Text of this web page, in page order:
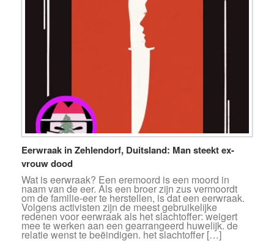
Eerwraak in Zehlendorf, Duitsland: Man steekt ex-
vrouw dood
Wat is eerwraak? Een eremoord is een moord in
naam van de eer. Als een broer zijn zus vermoordt
om de familie-eer te herstellen, is dat een eerwraak.
Volgens activisten zijn de meest gebruikelijke
redenen voor eerwraak als het slachtoffer: weigert
mee te werken aan een gearrangeerd huwelijk. de
relatie wenst te beëindigen. het slachtoffer […]